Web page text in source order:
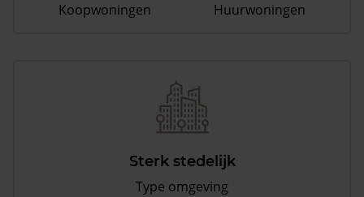
Koopwoningen
Huurwoningen
Sterk stedelijk
Type omgeving